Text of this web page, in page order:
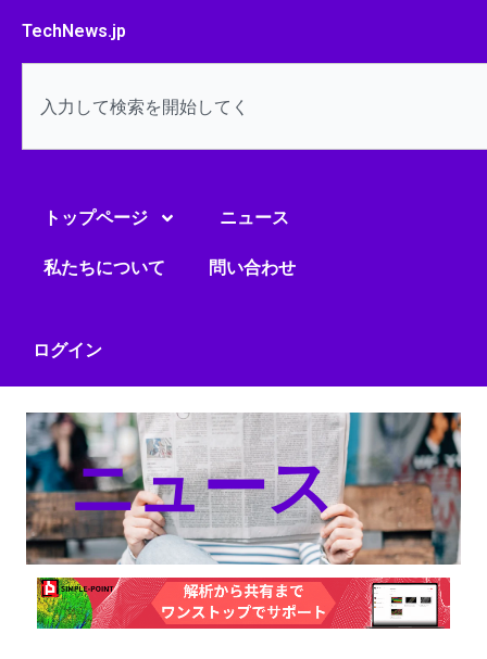
TechNews.jp
トップページ ニュース
私たちについて 問い合わせ
ログイン
ニュース